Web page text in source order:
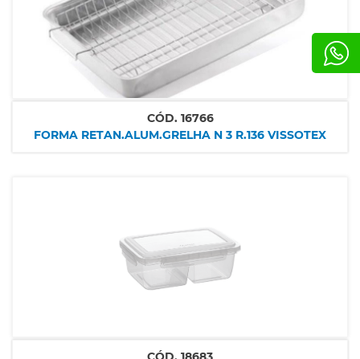
CÓD. 16766
FORMA RETAN.ALUM.GRELHA N 3 R.136 VISSOTEX